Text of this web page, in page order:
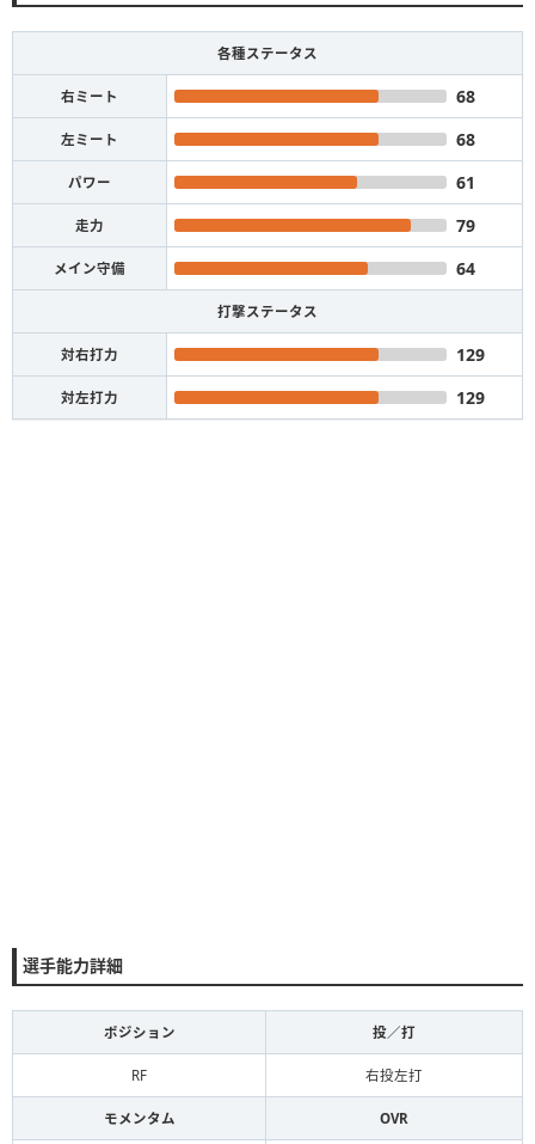
各種ステータス
右ミート 68
左ミート 68
パワー 61
走力 79
メイン守備 64
打撃ステータス
対右打力 129
対左打力 129
選手能力詳細
ポジション 投／打
RF 右投左打
モメンタム OVR